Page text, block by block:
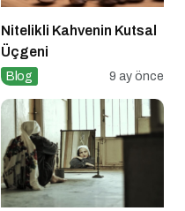
Nitelikli Kahvenin Kutsal
Üçgeni
Blog 9 ay önce